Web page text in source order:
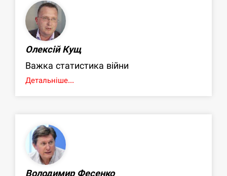
Олексій Кущ
Важка статистика війни
Детальніше...
Володимир Фесенко